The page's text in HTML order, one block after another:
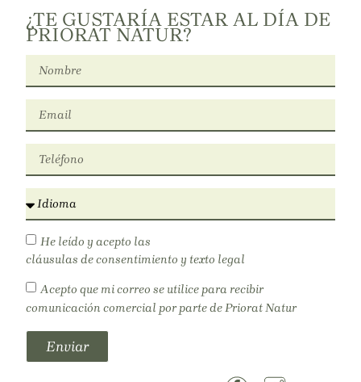
¿TE GUSTARÍA ESTAR AL DÍA DE
PRIORAT NATUR?
He leído y acepto las
cláusulas de consentimiento y texto legal
Acepto que mi correo se utilice para recibir
comunicación comercial por parte de Priorat Natur
Enviar